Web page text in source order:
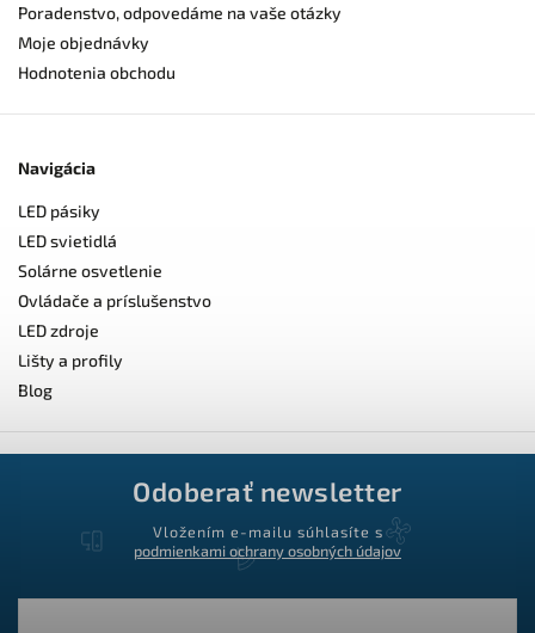
Poradenstvo, odpovedáme na vaše otázky
Moje objednávky
Hodnotenia obchodu
Navigácia
LED pásiky
LED svietidlá
Solárne osvetlenie
Ovládače a príslušenstvo
LED zdroje
Lišty a profily
Blog
Odoberať newsletter
Vložením e-mailu súhlasíte s
podmienkami ochrany osobných údajov